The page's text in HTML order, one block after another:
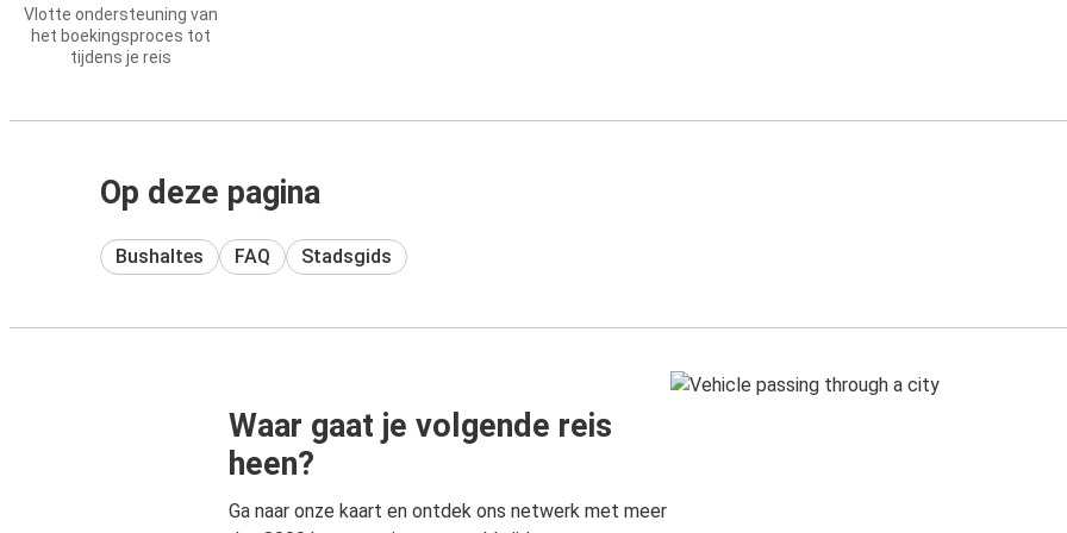
Vlotte ondersteuning van
het boekingsproces tot
tijdens je reis
Op deze pagina
Bushaltes FAQ Stadsgids
Waar gaat je volgende reis
heen?
Ga naar onze kaart en ontdek ons netwerk met meer